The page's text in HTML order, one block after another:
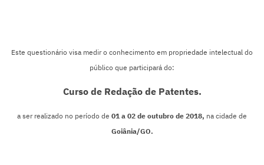
Este questionário visa medir o conhecimento em propriedade intelectual do
público que participará do:
Curso de Redação de Patentes.
a ser realizado no período de 01 a 02 de outubro de 2018, na cidade de
Goiânia/GO.